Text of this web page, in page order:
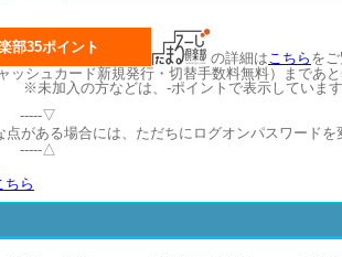
部35ポイント
の詳細はこちら を
ッシュカード新規発行・切替手数料無料）まであ
※未加入の方などは、-ポイントで表示していま
-----▽
-----△
ちら